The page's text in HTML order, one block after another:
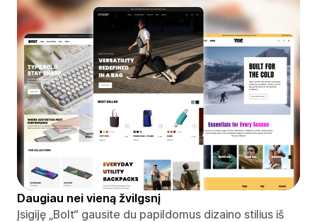
Daugiau nei vieną žvilgsnį
Įsigiję „Bolt“ gausite du papildomus dizaino stilius iš